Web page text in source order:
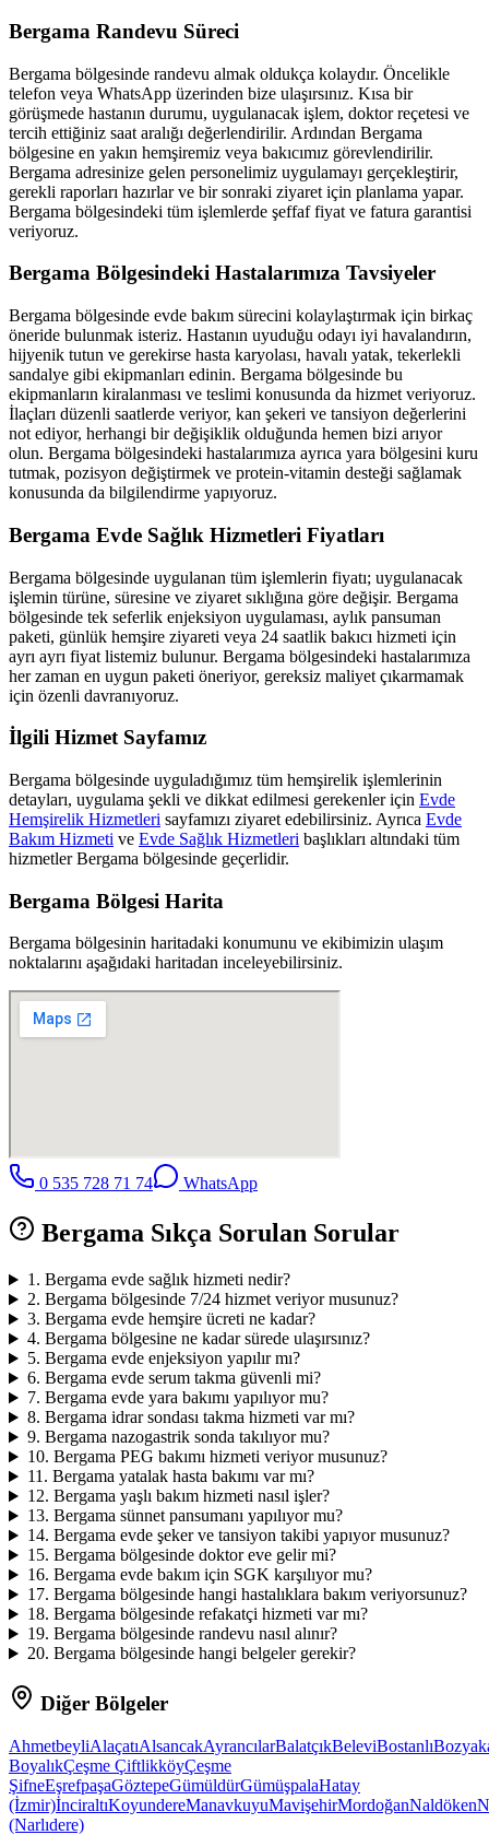
Bergama Randevu Süreci
Bergama bölgesinde randevu almak oldukça kolaydır. Öncelikle
telefon veya WhatsApp üzerinden bize ulaşırsınız. Kısa bir
görüşmede hastanın durumu, uygulanacak işlem, doktor reçetesi ve
tercih ettiğiniz saat aralığı değerlendirilir. Ardından Bergama
bölgesine en yakın hemşiremiz veya bakıcımız görevlendirilir.
Bergama adresinize gelen personelimiz uygulamayı gerçekleştirir,
gerekli raporları hazırlar ve bir sonraki ziyaret için planlama yapar.
Bergama bölgesindeki tüm işlemlerde şeffaf fiyat ve fatura garantisi
veriyoruz.
Bergama Bölgesindeki Hastalarımıza Tavsiyeler
Bergama bölgesinde evde bakım sürecini kolaylaştırmak için birkaç
öneride bulunmak isteriz. Hastanın uyuduğu odayı iyi havalandırın,
hijyenik tutun ve gerekirse hasta karyolası, havalı yatak, tekerlekli
sandalye gibi ekipmanları edinin. Bergama bölgesinde bu
ekipmanların kiralanması ve teslimi konusunda da hizmet veriyoruz.
İlaçları düzenli saatlerde veriyor, kan şekeri ve tansiyon değerlerini
not ediyor, herhangi bir değişiklik olduğunda hemen bizi arıyor
olun. Bergama bölgesindeki hastalarımıza ayrıca yara bölgesini kuru
tutmak, pozisyon değiştirmek ve protein-vitamin desteği sağlamak
konusunda da bilgilendirme yapıyoruz.
Bergama Evde Sağlık Hizmetleri Fiyatları
Bergama bölgesinde uygulanan tüm işlemlerin fiyatı; uygulanacak
işlemin türüne, süresine ve ziyaret sıklığına göre değişir. Bergama
bölgesinde tek seferlik enjeksiyon uygulaması, aylık pansuman
paketi, günlük hemşire ziyareti veya 24 saatlik bakıcı hizmeti için
ayrı ayrı fiyat listemiz bulunur. Bergama bölgesindeki hastalarımıza
her zaman en uygun paketi öneriyor, gereksiz maliyet çıkarmamak
için özenli davranıyoruz.
İlgili Hizmet Sayfamız
Bergama bölgesinde uyguladığımız tüm hemşirelik işlemlerinin
detayları, uygulama şekli ve dikkat edilmesi gerekenler için Evde
Hemşirelik Hizmetleri sayfamızı ziyaret edebilirsiniz. Ayrıca Evde
Bakım Hizmeti ve Evde Sağlık Hizmetleri başlıkları altındaki tüm
hizmetlerBergama bölgesinde geçerlidir.
Bergama Bölgesi Harita
Bergama bölgesinin haritadaki konumunu ve ekibimizin ulaşım
noktalarını aşağıdaki haritadan inceleyebilirsiniz.
0 535 728 71 74 WhatsApp
Bergama Sıkça Sorulan Sorular
1 . Bergama evde sağlık hizmeti nedir?
2. Bergama bölgesinde 7/24 hizmet veriyor musunuz?
3. Bergama evde hemşire ücreti ne kadar?
4. Bergama bölgesine ne kadar sürede ulaşırsınız?
5. Bergama evde enjeksiyon yapılır mı?
6. Bergama evde serum takma güvenli mi?
7. Bergama evde yara bakımı yapılıyor mu?
8. Bergama idrar sondası takma hizmeti var mı?
9. Bergama nazogastrik sonda takılıyor mu?
10. Bergama PEG bakımı hizmeti veriyor musunuz?
11 . Bergama yatalak hasta bakımı var mı?
12. Bergama yaşlı bakım hizmeti nasıl işler?
13. Bergama sünnet pansumanı yapılıyor mu?
14. Bergama evde şeker ve tansiyon takibi yapıyor musunuz?
15. Bergama bölgesinde doktor eve gelir mi?
16. Bergama evde bakım için SGK karşılıyor mu?
17. Bergama bölgesinde hangi hastalıklara bakım veriyorsunuz?
18. Bergama bölgesinde refakatçi hizmeti var mı?
19. Bergama bölgesinde randevu nasıl alınır?
20. Bergama bölgesinde hangi belgeler gerekir?
Diğer Bölgeler
AhmetbeyliAlaçatıAlsancakAyrancılarBalatçıkBeleviBostanlı
BoyalıkÇeşme ÇiftlikköyÇeşme
ŞifneEşrefpaşaGöztepeGümüldürGümüşpalaHatay
(İzmir)İnciraltıKoyundereManavkuyuMavişehirMordoğanNaldöken
(Narlıdere)